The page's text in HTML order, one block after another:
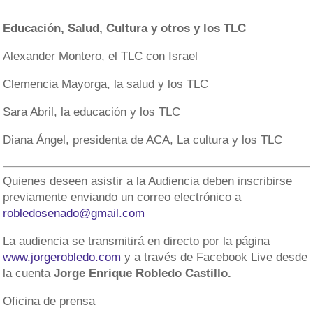
Educación, Salud, Cultura y otros y los TLC
Alexander Montero, el TLC con Israel
Clemencia Mayorga, la salud y los TLC
Sara Abril, la educación y los TLC
Diana Ángel, presidenta de ACA, La cultura y los TLC
Quienes deseen asistir a la Audiencia deben inscribirse
previamente enviando un correo electrónico a
robledosenado@gmail.com
La audiencia se transmitirá en directo por la página
www.jorgerobledo.com y a través de Facebook Live desde
la cuentaJorge Enrique Robledo Castillo.
Oficina de prensa